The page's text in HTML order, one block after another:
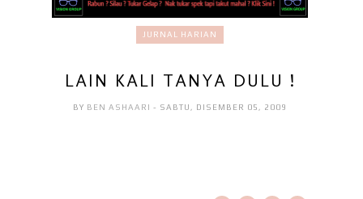
JURNAL HARIAN
LAIN KALI TANYA DULU !
BY BEN ASHAARI- SABTU, DISEMBER 05, 2009